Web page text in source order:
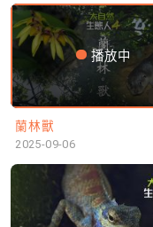
播放中
蘭林獸
2025-09-06